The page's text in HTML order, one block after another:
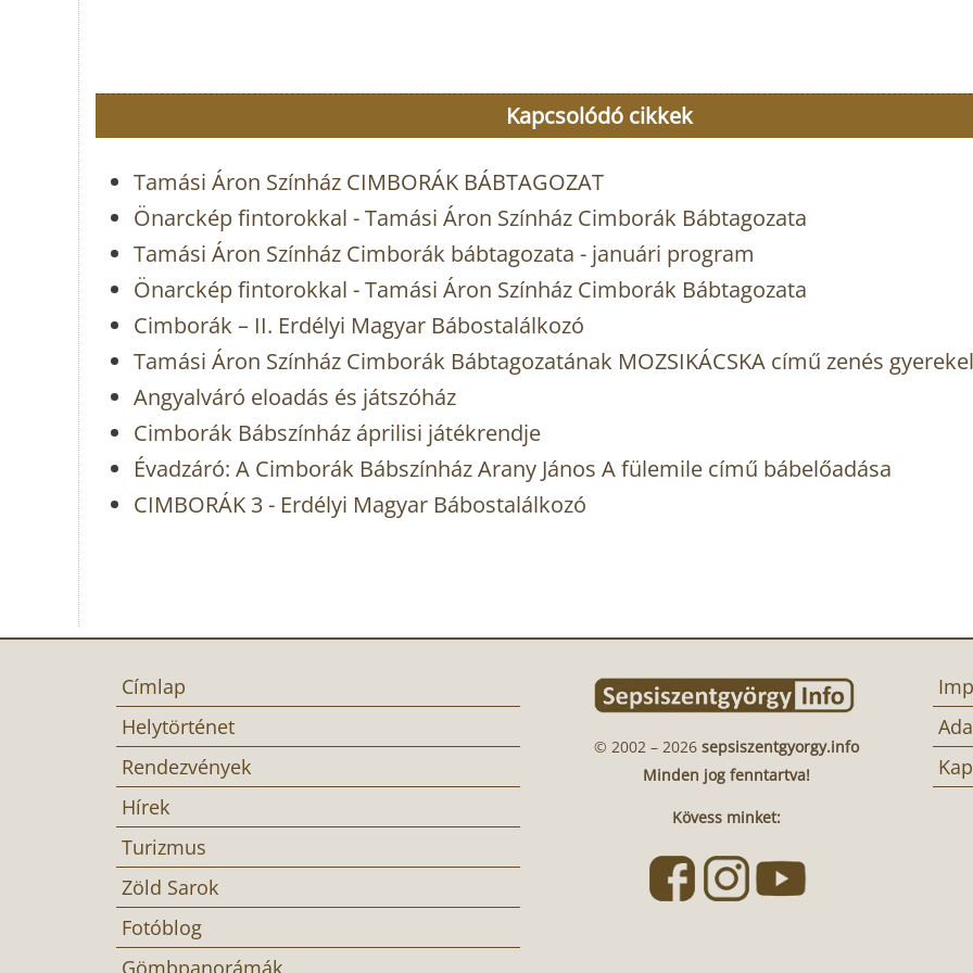
Kapcsolódó cikkek
Tamási Áron Színház CIMBORÁK BÁBTAGOZAT
Önarckép fintorokkal - Tamási Áron Színház Cimborák Bábtagozata
Tamási Áron Színház Cimborák bábtagozata - januári program
Önarckép fintorokkal - Tamási Áron Színház Cimborák Bábtagozata
Cimborák – II. Erdélyi Magyar Bábostalálkozó
Tamási Áron Színház Cimborák Bábtagozatának MOZSIKÁCSKA című zenés
Angyalváró eloadás és játszóház
Cimborák Bábszínház áprilisi játékrendje
Évadzáró: A Cimborák Bábszínház Arany János A fülemile című bábelőadása
CIMBORÁK 3 - Erdélyi Magyar Bábostalálkozó
Címlap
Helytörténet
Rendezvények
Hírek
Turizmus
Zöld Sarok
Fotóblog
Gömbpanorámák
© 2002 – 2026 sepsiszentgyorgy.info
Minden jog fenntartva!
Kövess minket: